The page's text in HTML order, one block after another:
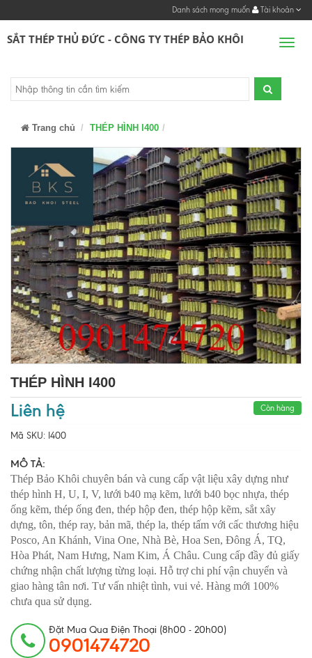
Danh sách mong muốn Tài khoản
SẮT THÉP THỦ ĐỨC - CÔNG TY THÉP BẢO KHÔI
Trang chủ THÉP HÌNH I400
THÉP HÌNH I400
Liên hệ Còn hàng
Mã SKU: I400
MÔ TẢ:
Thép Bảo Khôi chuyên bán và cung cấp vật liệu xây dựng như
thép hình H, U, I, V, lưới b40 mạ kẽm, lưới b40 bọc nhựa, thép
ống kẽm, thép ống đen, thép hộp đen, thép hộp kẽm, sắt xây
dựng, tôn, thép ray, bản mã, thép la, thép tấm với cấc thương hiệu
Posco, An Khánh, Vina One, Nhà Bè, Hoa Sen, Đông Á, TQ,
Hòa Phát, Nam Hưng, Nam Kim, Á Châu. Cung cấp đầy đủ giấy
chứng nhận chất lượng từng loại. Hỗ trợ chi phí vận chuyển và
giao hàng tân nơi. Tư vấn nhiệt tình, vui vẻ. Hàng mới 100%
chưa qua sử dụng.
Đặt Mua Qua Điện Thoại (8h00 - 20h00)
0901474720